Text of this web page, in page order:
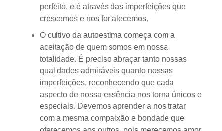
perfeito, e é através das imperfeições que
crescemos e nos fortalecemos.
O cultivo da autoestima começa com a
aceitação de quem somos em nossa
totalidade. É preciso abraçar tanto nossas
qualidades admiráveis quanto nossas
imperfeições, reconhecendo que cada
aspecto de nossa essência nos torna únicos e
especiais. Devemos aprender a nos tratar
com a mesma compaixão e bondade que